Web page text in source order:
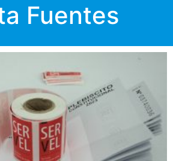
Fuentes